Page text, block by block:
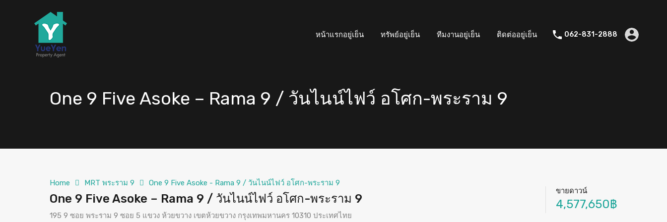
หน้าแรกอยู่เย็น ทรัพย์อยู่เย็น ทีมงานอยู่เย็น ติดต่ออยู่เย็น 062-831-2888
One 9 Five Asoke – Rama 9 / วันไนน์ไฟว์ อโศก-พระราม 9
Home MRT พระราม 9 One 9 Five Asoke - Rama 9 / วันไนน์ไฟว์ อโศก-พระราม 9
One 9 Five Asoke – Rama 9 / วันไนน์ไฟว์ อโศก-พระราม 9
195 9 ซอย พระราม 9 ซอย 5 แขวง ห้วยขวาง เขตห้วยขวาง กรุงเทพมหานคร 10310 ประเทศไทย
ขายดาวน์
4,577,650฿